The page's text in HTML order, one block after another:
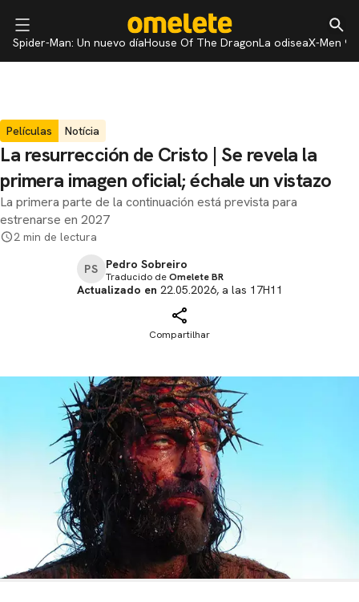
Spider-Man: Un nuevo díaHouse Of The DragonLa odiseaX-Men 97
Películas Notícia
La resurrección de Cristo | Se revela la
primera imagen oficial; échale un vistazo
La primera parte de la continuación está prevista para
estrenarse en 2027
2 min de lectura
PS Pedro Sobreiro
Traducido deOmelete BR
Actualizado en 22.05.2026, a las 17H11
Compartilhar